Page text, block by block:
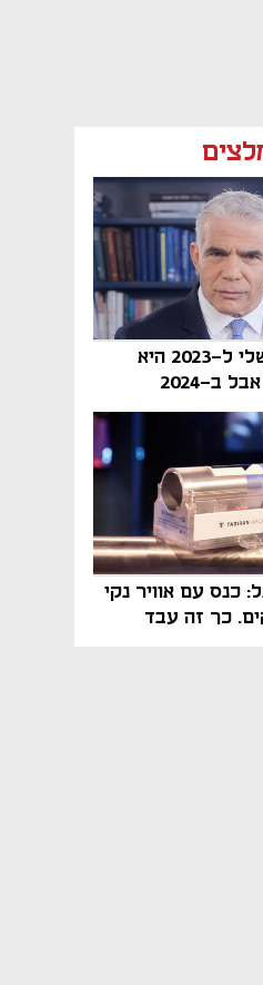
לפיד: "התחזית שלי ל-2023 היא
שיהיה רע מאוד, אבל ב-2024
כנס עם אוויר נקי
כך זה עבד